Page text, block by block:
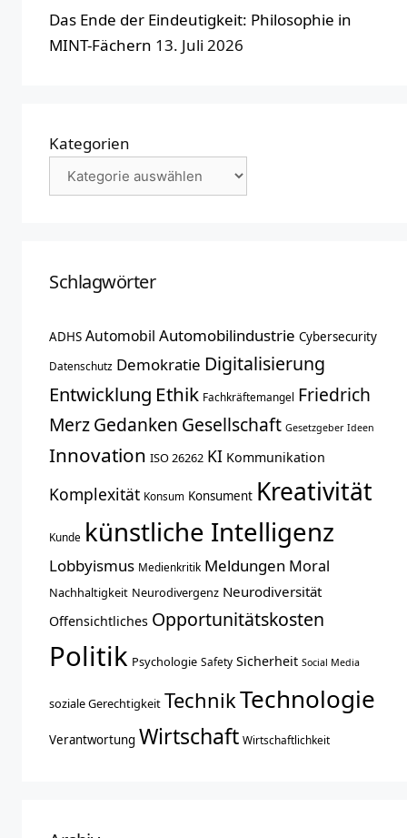
Das Ende der Eindeutigkeit: Philosophie in
MINT-Fächern 13. Juli 2026
Kategorien
Schlagwörter
ADHS Automobil Automobilindustrie Cybersecurity
Datenschutz Demokratie Digitalisierung
Entwicklung Ethik Fachkräftemangel Friedrich
MerzGedanken Gesellschaft Gesetzgeber Ideen
Innovation ISO 26262 KI Kommunikation
Komplexität Konsum Konsument Kreativität
Kunde künstliche Intelligenz
Lobbyismus Medienkritik Meldungen Moral
Nachhaltigkeit Neurodivergenz Neurodiversität
Offensichtliches Opportunitätskosten
Politik Psychologie Safety Sicherheit Social Media
soziale Gerechtigkeit TechnikTechnologie
Verantwortung Wirtschaft Wirtschaftlichkeit